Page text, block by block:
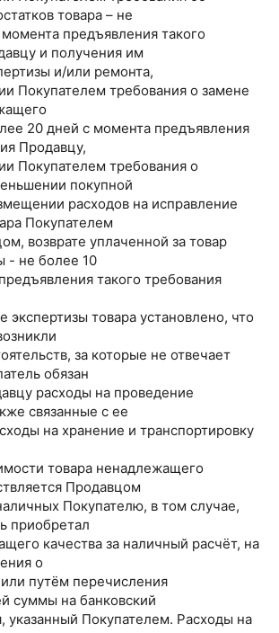
товара – не
предъявления такого
и получения им
и/или ремонта,
Покупателем требования о замене
20 дней с момента предъявления
Продавцу,
Покупателем требования о
покупной
расходов на исправление
Покупателем
возврате уплаченной за товар
- не более 10
такого требования
экспертизы товара установлено, что
за которые не отвечает
обязан
расходы на проведение
связанные с ее
на хранение и транспортировку
товара ненадлежащего
Продавцом
Покупателю, в том случае,
приобретал
качества за наличный расчёт, на
о
или путём перечисления
суммы на банковский
указанный Покупателем. Расходы на